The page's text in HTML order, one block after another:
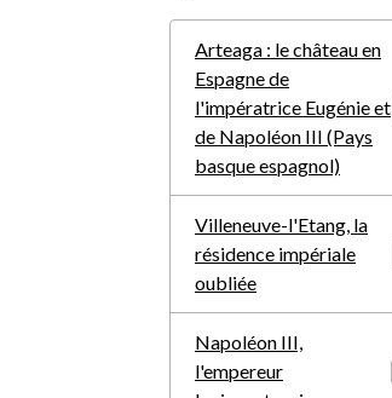
Arteaga : le château en
Espagne de
l'impératrice Eugénie et
de Napoléon III (Pays
basque espagnol)
Villeneuve-l'Etang, la
résidence impériale
oubliée
Napoléon III,
l'empereur